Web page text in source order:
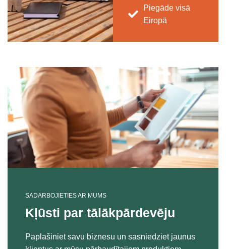
Piegāde visā
Eiropā
SADARBOJIETIES AR MUMS
Kļūsti par tālākpārdevēju
Paplašiniet savu biznesu un sasniedziet jaunus